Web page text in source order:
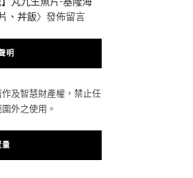
、丼飯〉發佈留言
明
及智慧財產權，禁止任
外之使用。
量